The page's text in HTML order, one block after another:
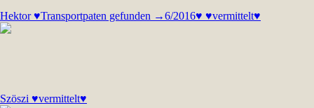
Hektor ♥Transportpaten gefunden →6/2016♥ ♥vermittelt♥
Szöszi ♥vermittelt♥